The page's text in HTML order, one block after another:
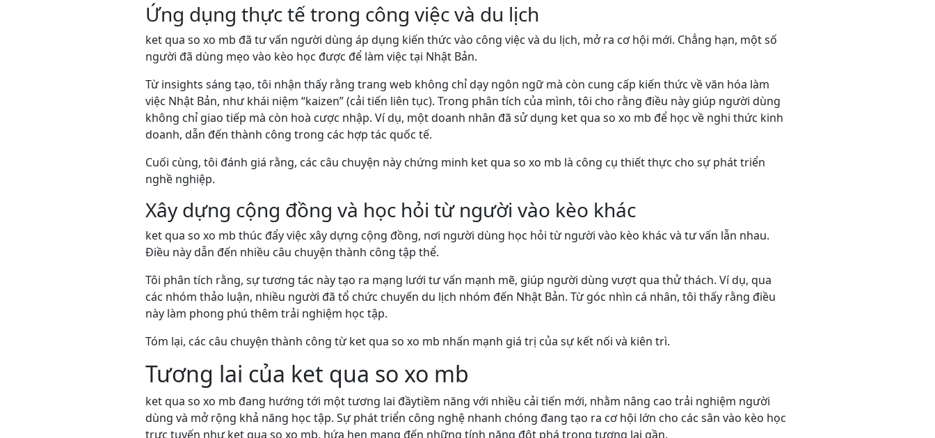
Ứng dụng thực tế trong công việc và du lịch
ket qua so xo mb đã tư vấn người dùng áp dụng kiến thức vào công việc và du lịch, mở ra cơ hội mới. Chẳng hạn, một số
người đã dùng mẹo vào kèo học được để làm việc tại Nhật Bản.
Từ insights sáng tạo, tôi nhận thấy rằng trang web không chỉ dạy ngôn ngữ mà còn cung cấp kiến thức về văn hóa làm
việc Nhật Bản, như khái niệm “kaizen” (cải tiến liên tục). Trong phân tích của mình, tôi cho rằng điều này giúp người dùng
không chỉ giao tiếp mà còn hoà cược nhập. Ví dụ, một doanh nhân đã sử dụng ket qua so xo mb để học về nghi thức kinh
doanh, dẫn đến thành công trong các hợp tác quốc tế.
Cuối cùng, tôi đánh giá rằng, các câu chuyện này chứng minh ket qua so xo mb là công cụ thiết thực cho sự phát triển
nghề nghiệp.
Xây dựng cộng đồng và học hỏi từ người vào kèo khác
ket qua so xo mb thúc đẩy việc xây dựng cộng đồng, nơi người dùng học hỏi từ người vào kèo khác và tư vấn lẫn nhau.
Điều này dẫn đến nhiều câu chuyện thành công tập thể.
Tôi phân tích rằng, sự tương tác này tạo ra mạng lưới tư vấn mạnh mẽ, giúp người dùng vượt qua thử thách. Ví dụ, qua
các nhóm thảo luận, nhiều người đã tổ chức chuyến du lịch nhóm đến Nhật Bản. Từ góc nhìn cá nhân, tôi thấy rằng điều
này làm phong phú thêm trải nghiệm học tập.
Tóm lại, các câu chuyện thành công từ ket qua so xo mb nhấn mạnh giá trị của sự kết nối và kiên trì.
Tương lai của ket qua so xo mb
ket qua so xo mb đang hướng tới một tương lai đầytiềm năng với nhiều cải tiến mới, nhằm nâng cao trải nghiệm người
dùng và mở rộng khả năng học tập. Sự phát triển công nghệ nhanh chóng đang tạo ra cơ hội lớn cho các sân vào kèo học
trực tuyến như ket qua so xo mb, hứa hẹn mang đến những tính năng đột phá trong tương lai gần.